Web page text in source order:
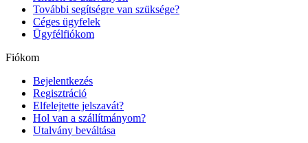
További segítségre van szüksége?
Céges ügyfelek
Ügyfélfiókom
Fiókom
Bejelentkezés
Regisztráció
Elfelejtette jelszavát?
Hol van a szállítmányom?
Utalvány beváltása